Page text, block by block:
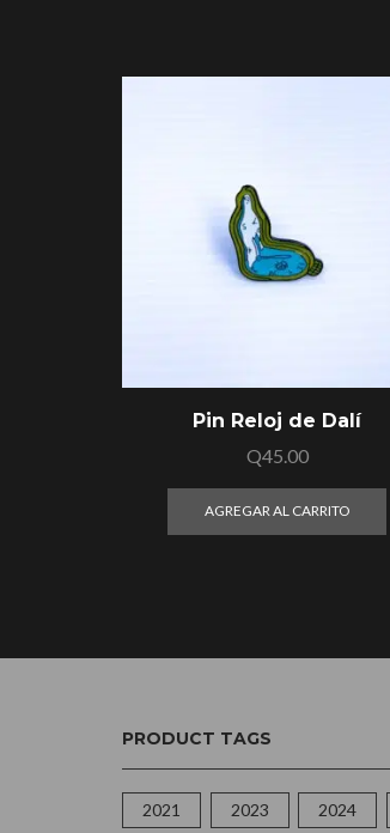
Pin Reloj de Dalí
Q45.00
AGREGAR AL CARRITO
PRODUCT TAGS
2021 2023 2024